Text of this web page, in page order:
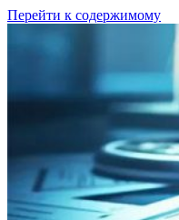
Перейти к содержимому